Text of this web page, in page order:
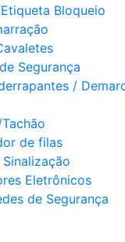
Bloqueio
Segurança
/
de filas
Eletrônicos
de Segurança